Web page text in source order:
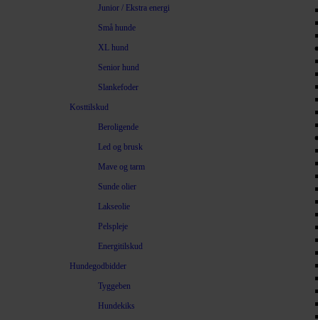
Junior / Ekstra energi
Små hunde
XL hund
Senior hund
Slankefoder
Kosttilskud
Beroligende
Led og brusk
Mave og tarm
Sunde olier
Lakseolie
Pelspleje
Energitilskud
Hundegodbidder
Tyggeben
Hundekiks